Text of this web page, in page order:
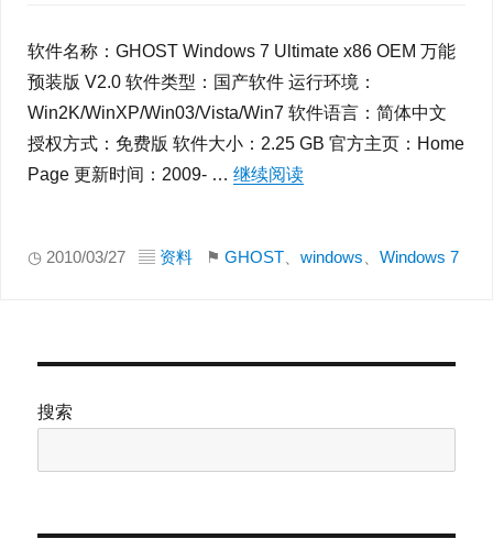
软件名称：GHOST Windows 7 Ultimate x86 OEM 万能
预装版 V2.0 软件类型：国产软件 运行环境：
Win2K/WinXP/Win03/Vista/Win7 软件语言：简体中文
授权方式：免费版 软件大小：2.25 GB 官方主页：Home
Page 更新时间：2009- … 继续阅读
◷ 2010/03/27 ▤ 资料 ⚑ GHOST windows Windows 7
搜索